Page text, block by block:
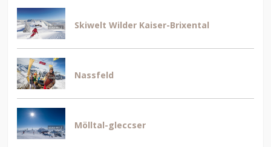
Skiwelt Wilder Kaiser-Brixental
Nassfeld
Mölltal-gleccser